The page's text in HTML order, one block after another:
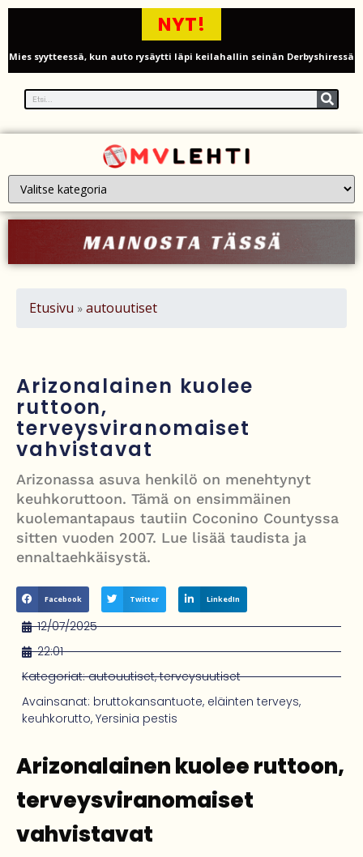
NYT!
Mies syytteessä, kun auto rysäytti läpi keilahallin seinän Derbyshiressä
New Yorkin NBA-mestaruusjuhlat riistäytyivät käsistä – teini ammuttiin
ja busseja sytytettiin tuleen Manhattanilla
Kimi ja Minttu Räikkönen juhlivat 10-vuotishääpäiväänsä – näin F1-
Nigel Farage vaatii ulkomaalaisten sulkemista pois sosiaalisesta
Justin Trudeau puolustautuu kritiikiltä – valitsi Katy Perryn
Turistijuna kaatui Cártaman tapasjuhlilla – 17 loukkaantui Espanjassa
Työläistaustainen kansanedustaja avaa 30-vuotisen taistelunsa
PT Vatanen antoi porttikiellon Juhana Tegelbergille – tiukka
välienselvittely PTV Gymillä tallentui videolle
Etusivu » autouutiset
Arizonalainen kuolee
ruttoon,
terveysviranomaiset
vahvistavat
Arizonassa asuva henkilö on menehtynyt
keuhkoruttoon. Tämä on ensimmäinen
kuolemantapaus tautiin Coconino Countyssa
sitten vuoden 2007. Lue lisää taudista ja
ennaltaehkäisystä.
Facebook Twitter LinkedIn
12/07/2025
22:01
Kategoriat: autouutiset,terveysuutiset
Avainsanat: bruttokansantuote, eläinten terveys,
keuhkorutto, Yersinia pestis
Arizonalainen kuolee ruttoon,
terveysviranomaiset
vahvistavat